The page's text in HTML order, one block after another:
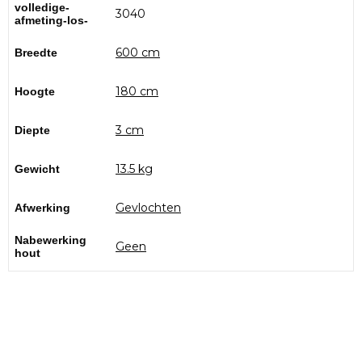
volledige-
afmeting-los-
3040
Breedte 600 cm
Hoogte 180 cm
Diepte 3 cm
Gewicht 13.5 kg
Afwerking Gevlochten
Nabewerking
hout
Geen